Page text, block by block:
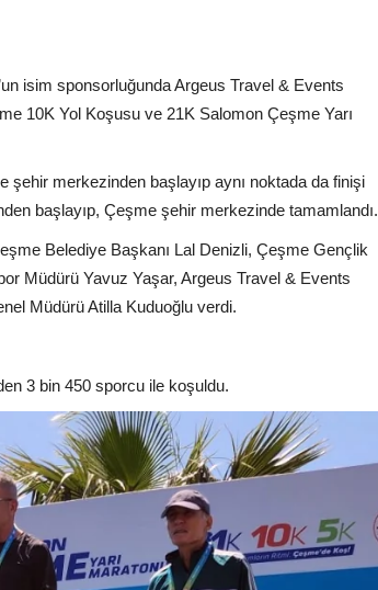
isim sponsorluğunda Argeus Travel & Events
10K Yol Koşusu ve 21K Salomon Çeşme Yarı
merkezinden başlayıp aynı noktada da finişi
başlayıp, Çeşme şehir merkezinde tamamlandı.
Belediye Başkanı Lal Denizli, Çeşme Gençlik
Müdürü Yavuz Yaşar, Argeus Travel & Events
Müdürü Atilla Kuduoğlu verdi.
3 bin 450 sporcu ile koşuldu.